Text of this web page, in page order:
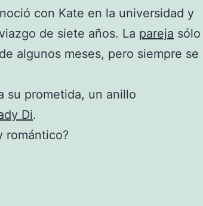
con Kate en la universidad y
de siete años. La pareja sólo
algunos meses, pero siempre se
su prometida, un anillo
Di.
romántico?